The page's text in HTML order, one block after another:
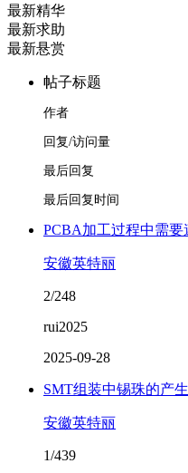
最新精华
最新求助
最新悬赏
帖子标题
作者
回复/访问量
最后回复
最后回复时间
PCBA加工过程中需要
安徽英特丽
2/248
rui2025
2025-09-28
SMT组装中锡珠的产
安徽英特丽
1/439